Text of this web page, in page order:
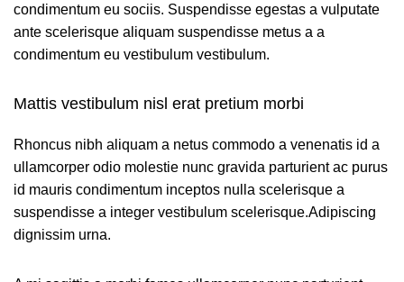
condimentum eu sociis. Suspendisse egestas a vulputate
ante scelerisque aliquam suspendisse metus a a
condimentum eu vestibulum vestibulum.
Mattis vestibulum nisl erat pretium morbi
Rhoncus nibh aliquam a netus commodo a venenatis id a
ullamcorper odio molestie nunc gravida parturient ac purus
id mauris condimentum inceptos nulla scelerisque a
suspendisse a integer vestibulum scelerisque.Adipiscing
dignissim urna.